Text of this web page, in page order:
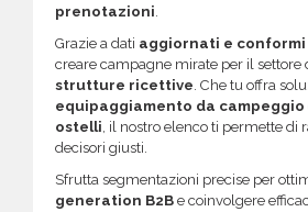
prenotazioni.
Grazie a dati aggiornati e conformi
creare campagne mirate per il settore
strutture ricettive. Che tu offra
equipaggiamento da campeggio
ostelli, il nostro elenco ti permette di
decisori giusti.
Sfrutta segmentazioni precise per
generation B2B e coinvolgere